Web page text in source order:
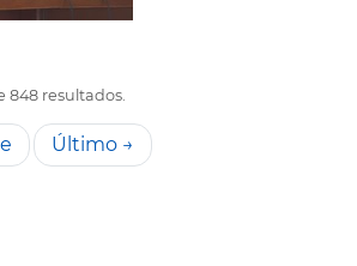
848 resultados.
Último →